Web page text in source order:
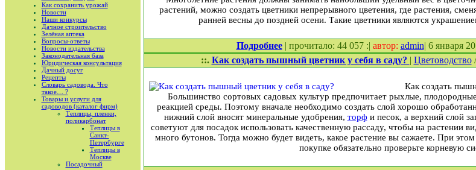
Как сохранить урожай
Новости
Наши конкурсы
Дачное строительство
Зелёная аптека
Вопросы-ответы
Новости издательства
Законодательная база
Юридическая консультация
Дачный досуг
Рецепты
Словарь садовода. Что
такое… ?
Товары и услуги для
садоводов (каталог фирм)
Теплицы, пленки,
поликарбонат
Теплицы в
Санкт-
Петербурге
Теплицы в
Москве
Посадочный
растений, можно создать цветники непрерывного цветения, где растения,
ранней весны до поздней осени. Такие цветники являются
Подробнее| прочитало: 44 057 :| автор: admin| 6 января
::. Как создать пышный цветник у себя в саду? | Цветоводство
Как создать
Большинство сортовых садовых культур предпочитает рыхлые,
реакцией среды. Поэтому вначале необходимо создать слой хорошо
нижний слой вносят минеральные удобрения, торфи песок, а верхний слой
советуют для посадок использовать качественную рассаду, чтобы на растении
много бутонов. Тогда можно будет видеть, какое растение вы сажаете. При
покупке обязательно проверьте корневую